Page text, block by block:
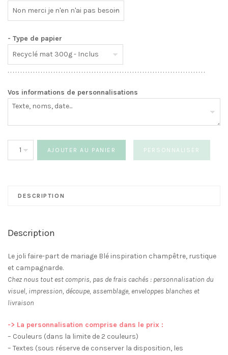
- Type de papier
. . . . . . . . . . . . . . . . . . . . . . . . . . . . . . . . . . . . . . . . . . . . . . . . . . . . . . . . . . . . . . . . . . . . . . . . . . . . . .
Vos informations de personnalisations
de
l'unité
AJOUTER AU PANIER PERSONNALISER
DESCRIPTION
Description
Le joli faire-part de mariage Blé inspiration champêtre, rustique
et campagnarde.
Chez nous tout est compris, pas de frais cachés : personnalisation du
visuel, impression, découpe, assemblage, enveloppes blanches et
livraison
-> La personnalisation comprise dans le prix :
– Couleurs (dans la limite de 2 couleurs)
– Textes (sous réserve de conserver la disposition, les